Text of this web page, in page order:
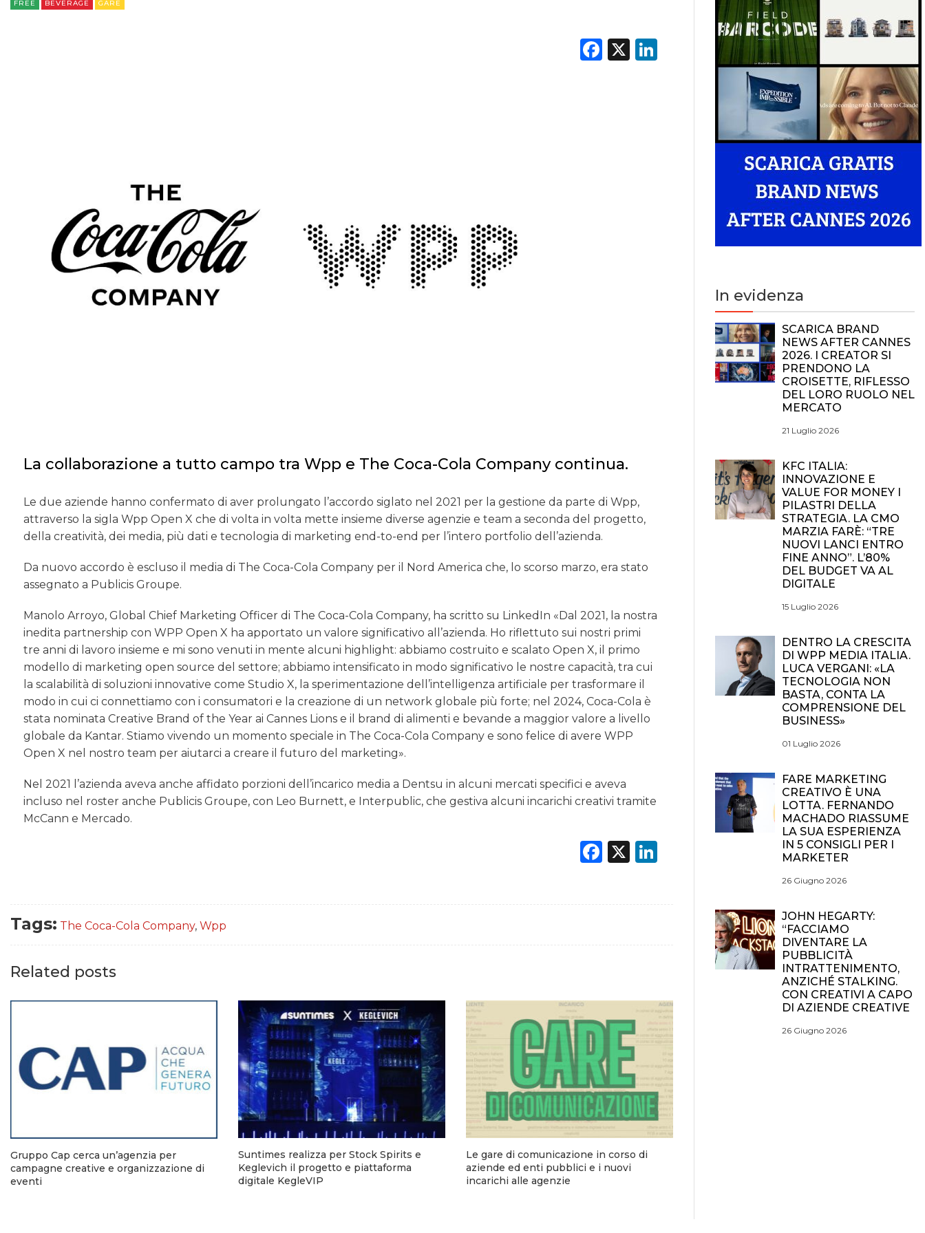
FREE BEVERAGE GARE
Facebook
X LinkedIn
La collaborazione a tutto campo tra Wpp e The Coca-Cola Company continua.
Le due aziende hanno confermato di aver prolungato l’accordo siglato nel 2021 per la gestione da parte di Wpp,
attraverso la sigla Wpp Open X che di volta in volta mette insieme diverse agenzie e team a seconda del progetto,
della creatività, dei media, più dati e tecnologia di marketing end-to-end per l’intero portfolio dell’azienda.
Da nuovo accordo è escluso il media di The Coca-Cola Company per il Nord America che, lo scorso marzo, era stato
assegnato a Publicis Groupe.
Manolo Arroyo, Global Chief Marketing Officer di The Coca-Cola Company, ha scritto su LinkedIn «Dal 2021, la nostra
inedita partnership con WPP Open X ha apportato un valore significativo all’azienda. Ho riflettuto sui nostri primi
tre anni di lavoro insieme e mi sono venuti in mente alcuni highlight: abbiamo costruito e scalato Open X, il primo
modello di marketing open source del settore; abbiamo intensificato in modo significativo le nostre capacità, tra cui
la scalabilità di soluzioni innovative come Studio X, la sperimentazione dell’intelligenza artificiale per trasformare il
modo in cui ci connettiamo con i consumatori e la creazione di un network globale più forte; nel 2024, Coca-Cola è
stata nominata Creative Brand of the Year ai Cannes Lions e il brand di alimenti e bevande a maggior valore a livello
globale da Kantar. Stiamo vivendo un momento speciale in The Coca-Cola Company e sono felice di avere WPP
Open X nel nostro team per aiutarci a creare il futuro del marketing».
Nel 2021 l’azienda aveva anche affidato porzioni dell’incarico media a Dentsu in alcuni mercati specifici e aveva
incluso nel roster anche Publicis Groupe, con Leo Burnett, e Interpublic, che gestiva alcuni incarichi creativi tramite
McCann e Mercado.
Facebook
X LinkedIn
Tags: The Coca-Cola Company, Wpp
Related posts
Gruppo Cap cerca un’agenzia per
campagne creative e organizzazione di
eventi
Suntimes realizza per Stock Spirits e
Keglevich il progetto e piattaforma
digitale KegleVIP
Le gare di comunicazione in corso di
aziende ed enti pubblici e i nuovi
incarichi alle agenzie
In evidenza
SCARICA BRAND
NEWS AFTER CANNES
2026. I CREATOR SI
PRENDONO LA
CROISETTE, RIFLESSO
DEL LORO RUOLO NEL
MERCATO
21 Luglio 2026
KFC ITALIA:
INNOVAZIONE E
VALUE FOR MONEY I
PILASTRI DELLA
STRATEGIA. LA CMO
MARZIA FARÈ: “TRE
NUOVI LANCI ENTRO
FINE ANNO”. L’80%
DEL BUDGET VA AL
DIGITALE
15 Luglio 2026
DENTRO LA CRESCITA
DI WPP MEDIA ITALIA.
LUCA VERGANI: «LA
TECNOLOGIA NON
BASTA, CONTA LA
COMPRENSIONE DEL
BUSINESS»
01 Luglio 2026
FARE MARKETING
CREATIVO È UNA
LOTTA. FERNANDO
MACHADO RIASSUME
LA SUA ESPERIENZA
IN 5 CONSIGLI PER I
MARKETER
26 Giugno 2026
JOHN HEGARTY:
“FACCIAMO
DIVENTARE LA
PUBBLICITÀ
INTRATTENIMENTO,
ANZICHÉ STALKING.
CON CREATIVI A CAPO
DI AZIENDE CREATIVE
26 Giugno 2026